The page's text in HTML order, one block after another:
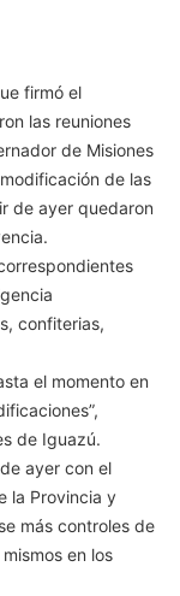
firmó el
las reuniones
de Misiones
de las
de ayer quedaron
confiterias,
el momento en
de Iguazú.
ayer con el
la Provincia y
más controles de
en los